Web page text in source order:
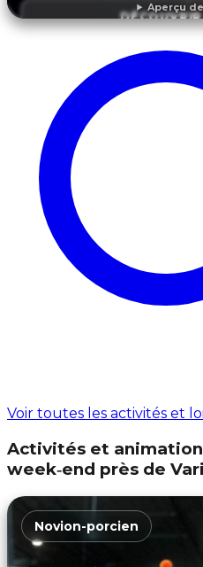
Aperçu
Voir toutes les activités et
Activités et
week‑end près de
Novion-porcien